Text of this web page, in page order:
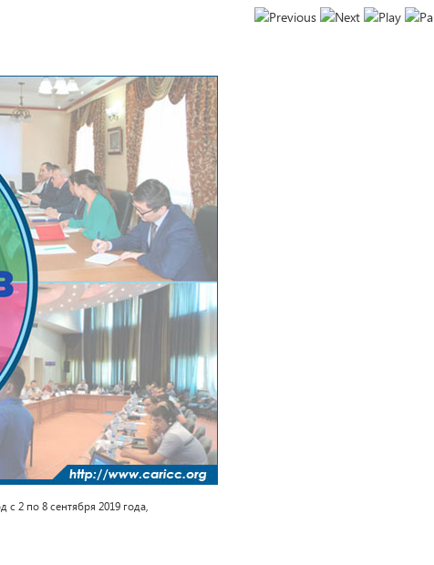
2 по 8 сентября 2019 года,